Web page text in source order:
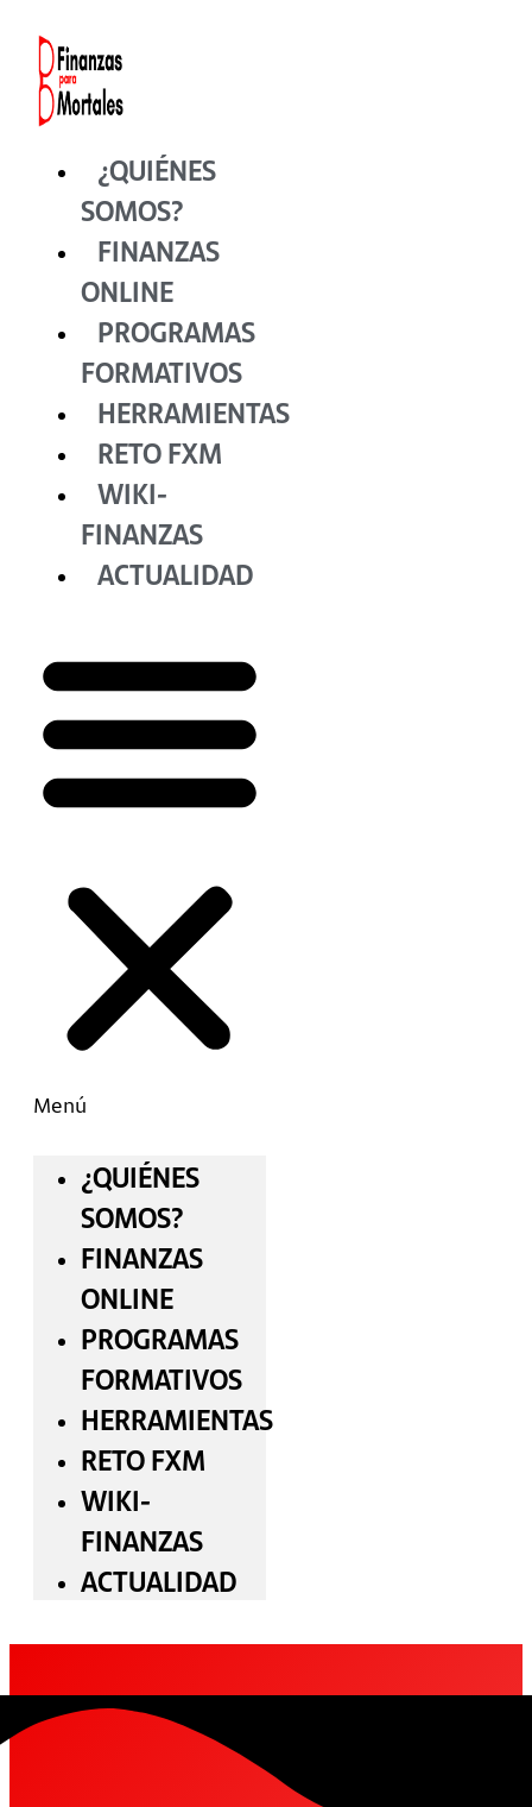
contenido
¿QUIÉNES
SOMOS?
FINANZAS
ONLINE
PROGRAMAS
FORMATIVOS
HERRAMIENTAS
RETO FXM
WIKI-
FINANZAS
ACTUALIDAD
Menú
¿QUIÉNES
SOMOS?
FINANZAS
ONLINE
PROGRAMAS
FORMATIVOS
HERRAMIENTAS
RETO FXM
WIKI-
FINANZAS
ACTUALIDAD